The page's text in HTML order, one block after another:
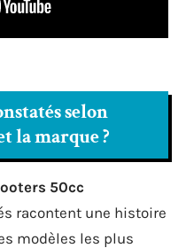
selon
la marque ?
50cc
racontent une histoire
modèles les plus